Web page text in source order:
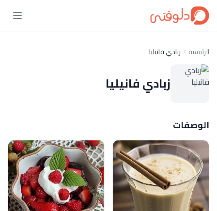
الرئيسية زبادي فانيليا
زبادي فانيليا
الوصفات